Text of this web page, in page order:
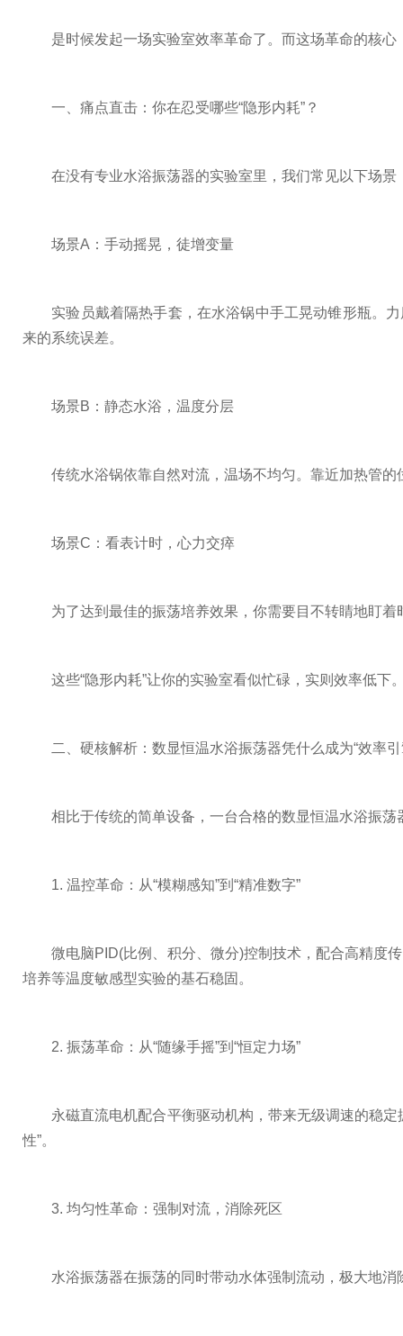
是时候发起一场实验室效率革命了。而这场革命的核
一、痛点直击：你在忍受哪些“隐形内耗”？
在没有专业水浴振荡器的实验室里，我们常见以下场景
场景A：手动摇晃，徒增变量
实验员戴着隔热手套，在水浴锅中手工晃动锥形瓶。力
来的系统误差。
场景B：静态水浴，温度分层
传统水浴锅依靠自然对流，温场不均匀。靠近加热管的
场景C：看表计时，心力交瘁
为了达到最佳的振荡培养效果，你需要目不转睛地盯着
这些“隐形内耗”让你的实验室看似忙碌，实则效率低下
二、硬核解析：数显恒温水浴振荡器凭什么成为“效率引
相比于传统的简单设备，一台合格的数显恒温水浴振荡
1. 温控革命：从“模糊感知”到“精准数字”
微电脑PID(比例、积分、微分)控制技术，配合高精度传
培养等温度敏感型实验的基石稳固。
2. 振荡革命：从“随缘手摇”到“恒定力场”
永磁直流电机配合平衡驱动机构，带来无级调速的稳定
性”。
3. 均匀性革命：强制对流，消除死区
水浴振荡器在振荡的同时带动水体强制流动，极大地消